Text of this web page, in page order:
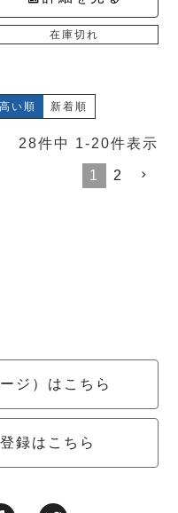
在庫切れ
い順 新着順
28件中 1-20件表示
1 2
ジ）はこちら
録はこちら